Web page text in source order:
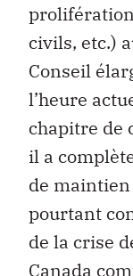
civils, etc.)
Conseil
l’heure
chapitre de
il a
de maintien
pourtant
de la crise
Canada